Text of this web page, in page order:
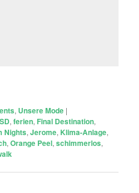
, Unsere Mode |
,ferien, Final Destination,
Nights,Jerome, Klima-Anlage,
,Orange Peel,schimmerlos,